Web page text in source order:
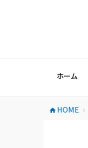
ホーム
home HOME chevron_right